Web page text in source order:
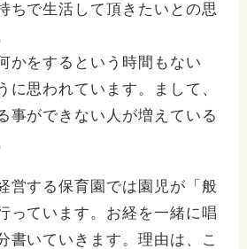
ちで生活して頂きたいとの思
かをするという時間もない
に思われています。まして、
事ができない人が増えている
営する保育園では園児が「般
っています。お経を一緒に唱
書いていきます。理由は、こ